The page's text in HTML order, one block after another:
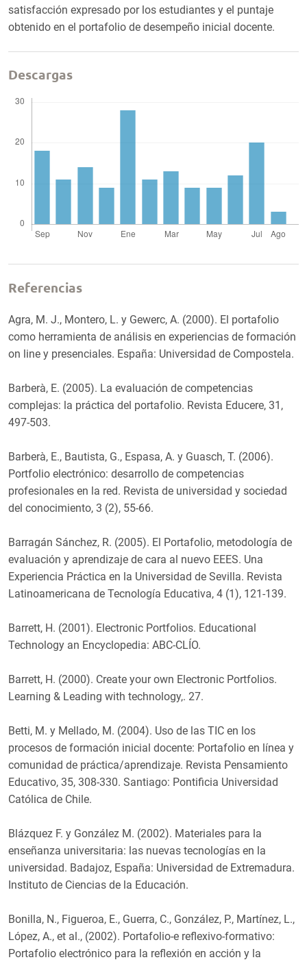
satisfacción expresado por los estudiantes y el puntaje
obtenido en el portafolio de desempeño inicial docente.
Descargas
Referencias
Agra, M. J., Montero, L. y Gewerc, A. (2000). El portafolio
como herramienta de análisis en experiencias de formación
on line y presenciales. España: Universidad de Compostela.
Barberà, E. (2005). La evaluación de competencias
complejas: la práctica del portafolio. Revista Educere, 31,
497-503.
Barberà, E., Bautista, G., Espasa, A. y Guasch, T. (2006).
Portfolio electrónico: desarrollo de competencias
profesionales en la red. Revista de universidad y sociedad
del conocimiento, 3 (2), 55-66.
Barragán Sánchez, R. (2005). El Portafolio, metodología de
evaluación y aprendizaje de cara al nuevo EEES. Una
Experiencia Práctica en la Universidad de Sevilla. Revista
Latinoamericana de Tecnología Educativa, 4 (1), 121-139.
Barrett, H. (2001). Electronic Portfolios. Educational
Technology an Encyclopedia: ABC-CLÍO.
Barrett, H. (2000). Create your own Electronic Portfolios.
Learning & Leading with technology,. 27.
Betti, M. y Mellado, M. (2004). Uso de las TIC en los
procesos de formación inicial docente: Portafolio en línea y
comunidad de práctica/aprendizaje. Revista Pensamiento
Educativo, 35, 308-330. Santiago: Pontificia Universidad
Católica de Chile.
Blázquez F. y González M. (2002). Materiales para la
enseñanza universitaria: las nuevas tecnologías en la
universidad. Badajoz, España: Universidad de Extremadura.
Instituto de Ciencias de la Educación.
Bonilla, N., Figueroa, E., Guerra, C., González, P., Martínez, L.,
López, A., et al., (2002). Portafolio-e reflexivo-formativo:
Portafolio electrónico para la reflexión en acción y la